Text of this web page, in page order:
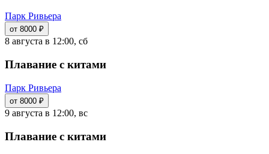
Парк Ривьера
от 8000 ₽
8 августа в 12:00, сб
Плавание с китами
Парк Ривьера
от 8000 ₽
9 августа в 12:00, вс
Плавание с китами